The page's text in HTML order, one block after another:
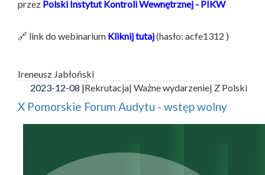
przez Polski Instytut Kontroli Wewnętrznej - PIKW
🔗 link do webinarium Kliknij tutaj(hasło: acfe1312 )
Ireneusz Jabłoński
2023-12-08 |Rekrutacja| Ważne wydarzenie| Z Polski
X Pomorskie Forum Audytu - wstęp wolny